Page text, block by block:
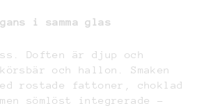
i samma glas
Doften är djup och
och hallon. Smaken
rostade fattoner, choklad
sömlöst integrerade –